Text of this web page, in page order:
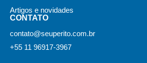
Artigos e novidades
CONTATO
contato@seuperito.com.br
+55 11 96917-3967